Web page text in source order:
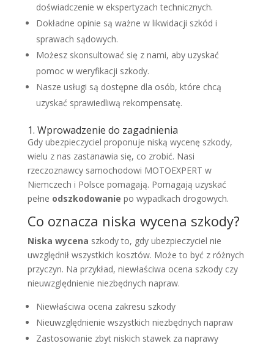
doświadczenie w ekspertyzach technicznych.
Dokładne opinie są ważne w likwidacji szkód i
sprawach sądowych.
Możesz skonsultować się z nami, aby uzyskać
pomoc w weryfikacji szkody.
Nasze usługi są dostępne dla osób, które chcą
uzyskać sprawiedliwą rekompensatę.
1. Wprowadzenie do zagadnienia
Gdy ubezpieczyciel proponuje niską wycenę szkody,
wielu z nas zastanawia się, co zrobić. Nasi
rzeczoznawcy samochodowi MOTOEXPERT w
Niemczech i Polsce pomagają. Pomagają uzyskać
pełne odszkodowanie po wypadkach drogowych.
Co oznacza niska wycena szkody?
Niska wycena szkody to, gdy ubezpieczyciel nie
uwzględnił wszystkich kosztów. Może to być z różnych
przyczyn. Na przykład, niewłaściwa ocena szkody czy
nieuwzględnienie niezbędnych napraw.
Niewłaściwa ocena zakresu szkody
Nieuwzględnienie wszystkich niezbędnych napraw
Zastosowanie zbyt niskich stawek za naprawy